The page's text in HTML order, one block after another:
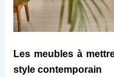
Les meubles à
style contemporain